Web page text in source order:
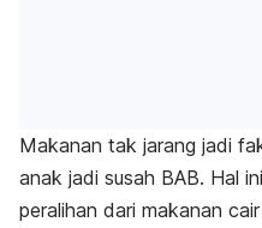
Makanan tak jarang jadi
anak jadi susah BAB. Hal
peralihan dari makanan